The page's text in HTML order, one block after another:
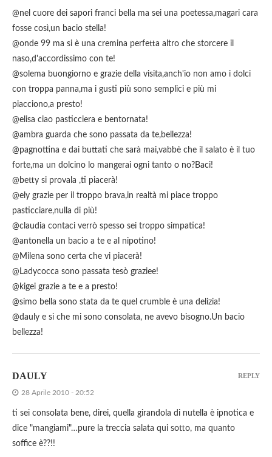
@nel cuore dei sapori franci bella ma sei una poetessa,magari cara
fosse così,un bacio stella!
@onde 99 ma si è una cremina perfetta altro che storcere il
naso,d'accordissimo con te!
@solema buongiorno e grazie della visita,anch'io non amo i dolci
con troppa panna,ma i gusti più sono semplici e più mi
piacciono,a presto!
@elisa ciao pasticciera e bentornata!
@ambra guarda che sono passata da te,bellezza!
@pagnottina e dai buttati che sarà mai,vabbè che il salato è il tuo
forte,ma un dolcino lo mangerai ogni tanto o no?Baci!
@betty si provala ,ti piacerà!
@ely grazie per il troppo brava,in realtà mi piace troppo
pasticciare,nulla di più!
@claudia contaci verrò spesso sei troppo simpatica!
@antonella un bacio a te e al nipotino!
@Milena sono certa che vi piacerà!
@Ladycocca sono passata tesò graziee!
@kigei grazie a te e a presto!
@simo bella sono stata da te quel crumble è una delizia!
@dauly e si che mi sono consolata, ne avevo bisogno.Un bacio
bellezza!
DAULY
28 Aprile 2010 - 20:52
ti sei consolata bene, direi, quella girandola di nutella è ipnotica e
dice "mangiami"…pure la treccia salata qui sotto, ma quanto
soffice è??!!
REPLY